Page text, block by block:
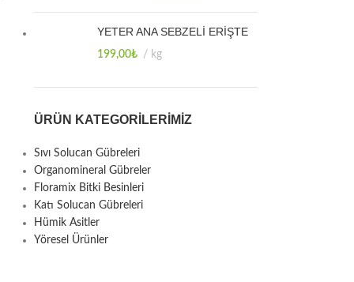
YETER ANA SEBZELİ ERİŞTE
199,00₺ kg
ÜRÜN KATEGORILERIMIZ
Sıvı Solucan Gübreleri
Organomineral Gübreler
Floramix Bitki Besinleri
Katı Solucan Gübreleri
Hümik Asitler
Yöresel Ürünler